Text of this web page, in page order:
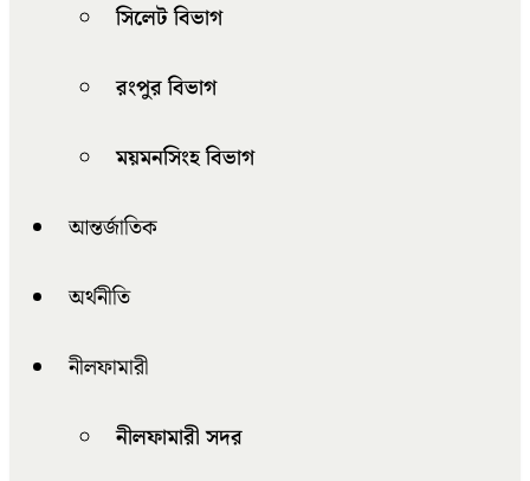
সিলেট বিভাগ
রংপুর বিভাগ
ময়মনসিংহ বিভাগ
আন্তর্জাতিক
অর্থনীতি
নীলফামারী
নীলফামারী সদর